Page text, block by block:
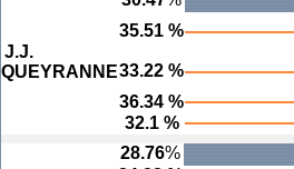
J.J.
QUEYRANNE
35.51 %
33.22 %
36.34 %
32.1 %
28.76%